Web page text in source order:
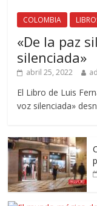
COLOMBIA
«De la paz
silenciada»
abril 25, 2022
El Libro de Luis
voz silenciada»